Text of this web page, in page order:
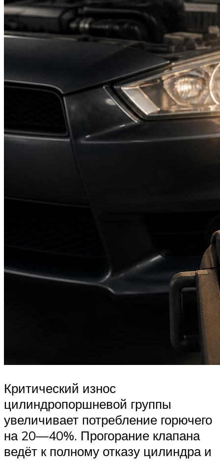
Критический износ
цилиндропоршневой группы
увеличивает потребление горючего
на 20—40%. Прогорание клапана
ведёт к полному отказу цилиндра и